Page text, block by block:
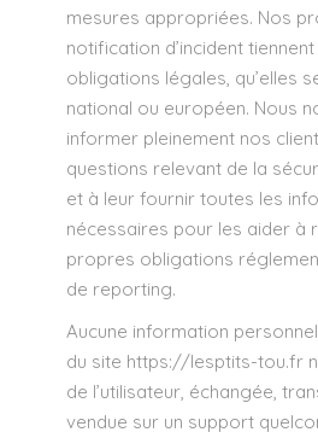
mesures appropriées. Nos
notification d’incident
obligations légales, qu’elles
national ou européen. Nous
informer pleinement nos
questions relevant de la
et à leur fournir toutes les
nécessaires pour les aider à
propres obligations
de reporting.
Aucune information
du site https://lesptits-tou.fr
de l’utilisateur, échangée,
vendue sur un support